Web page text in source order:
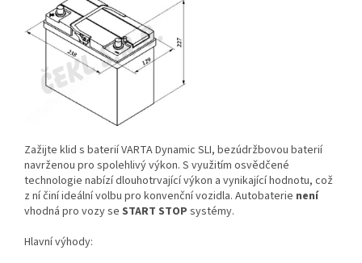
Zažijte klid s baterií VARTA Dynamic SLI, bezúdržbovou baterií
navrženou pro spolehlivý výkon. S využitím osvědčené
technologie nabízí dlouhotrvající výkon a vynikající hodnotu, což
z ní činí ideální volbu pro konvenční vozidla. Autobaterie není
vhodná pro vozy se START STOP systémy.
Hlavní výhody: